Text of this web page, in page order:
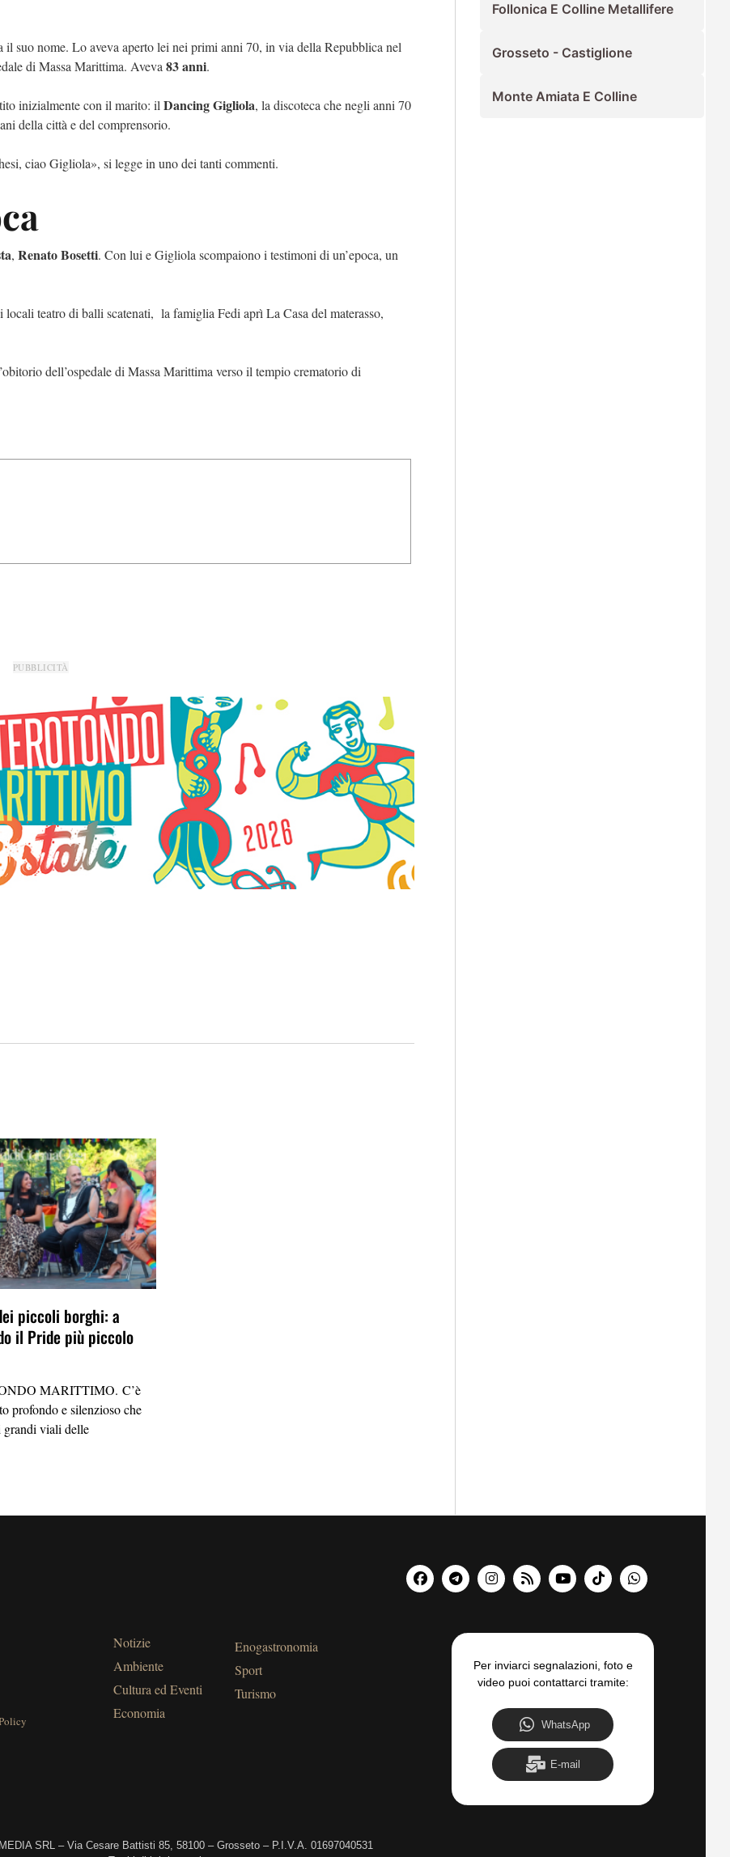
il suo nome. Lo aveva aperto lei nei primi anni 70, in via della Repubblica nel
di Massa Marittima. Aveva 83 anni.
inizialmente con il marito: il Dancing Gigliola, la discoteca che negli anni 70
della città e del comprensorio.
ciao Gigliola», si legge in uno dei tanti commenti.
, Renato Bosetti. Con lui e Gigliola scompaiono i testimoni di un’epoca, un
teatro di balli scatenati, la famiglia Fedi aprì La Casa del materasso,
dell’ospedale di Massa Marittima verso il tempio crematorio di
PUBBLICITÀ
piccoli borghi: a
il Pride più piccolo
MARITTIMO. C’è
profondo e silenzioso che
grandi viali delle
Follonica E Colline Metallifere
Grosseto - Castiglione
Monte Amiata E Colline
Notizie
Ambiente
Cultura ed Eventi
Economia
Enogastronomia
Sport
Turismo
Per inviarci segnalazioni, foto e
video puoi contattarci tramite:
WhatsApp
E-mail
SRL – Via Cesare Battisti 85, 58100 – Grosseto – P.I.V.A. 01697040531